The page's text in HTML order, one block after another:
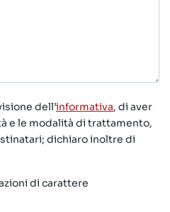
dell’informativa, di aver
e le modalità di trattamento,
dichiaro inoltre di
di carattere